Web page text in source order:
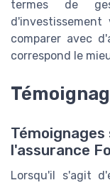
termes de
comparer avec
correspond le
l'assurance
Lorsqu'il s'agit